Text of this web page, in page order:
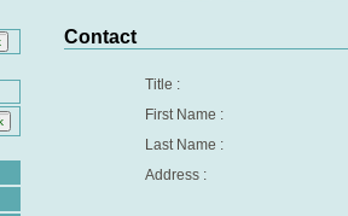
Contact
Title :
First Name :
Last Name :
Address :